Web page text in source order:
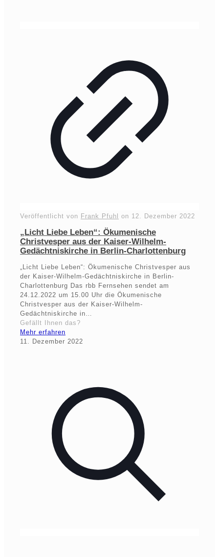
Veröffentlicht von Frank Pfuhl on 12. Dezember 2022
„Licht Liebe Leben“: Ökumenische
Christvesper aus der Kaiser-Wilhelm-
Gedächtniskirche in Berlin-Charlottenburg
„Licht Liebe Leben“: Ökumenische Christvesper aus
der Kaiser-Wilhelm-Gedächtniskirche in Berlin-
Charlottenburg Das rbb Fernsehen sendet am
24.12.2022 um 15.00 Uhr die Ökumenische
Christvesper aus der Kaiser-Wilhelm-
Gedächtniskirche in…
Gefällt Ihnen das?
Mehr erfahren
11. Dezember 2022